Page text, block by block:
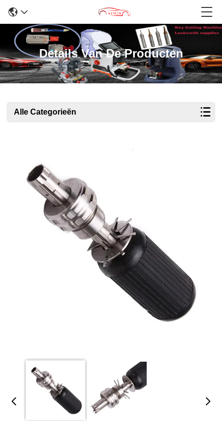
Details Van De Producten
Alle Categorieën